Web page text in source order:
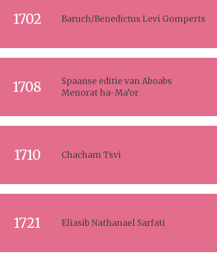
1702 Baruch/Benedictus Levi Gomperts
1708
Spaanse editie van Aboabs
Menorat ha-Ma’or
1710 Chacham Tsvi
1721 Eliasib Nathanael Sarfati